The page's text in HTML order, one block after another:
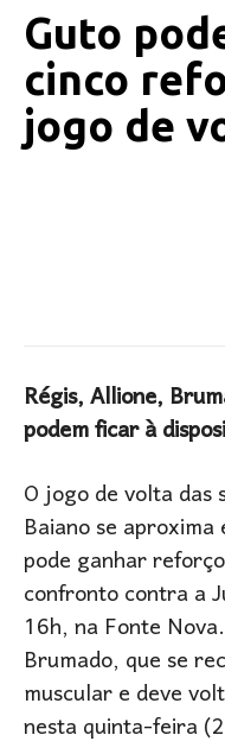
Guto
cinco
jogo de
Régis, Allione,
podem ficar à
O jogo de volta das
Baiano se
pode ganhar
confronto contra a
16h, na Fonte
Brumado, que se
muscular e deve
nesta quinta-feira